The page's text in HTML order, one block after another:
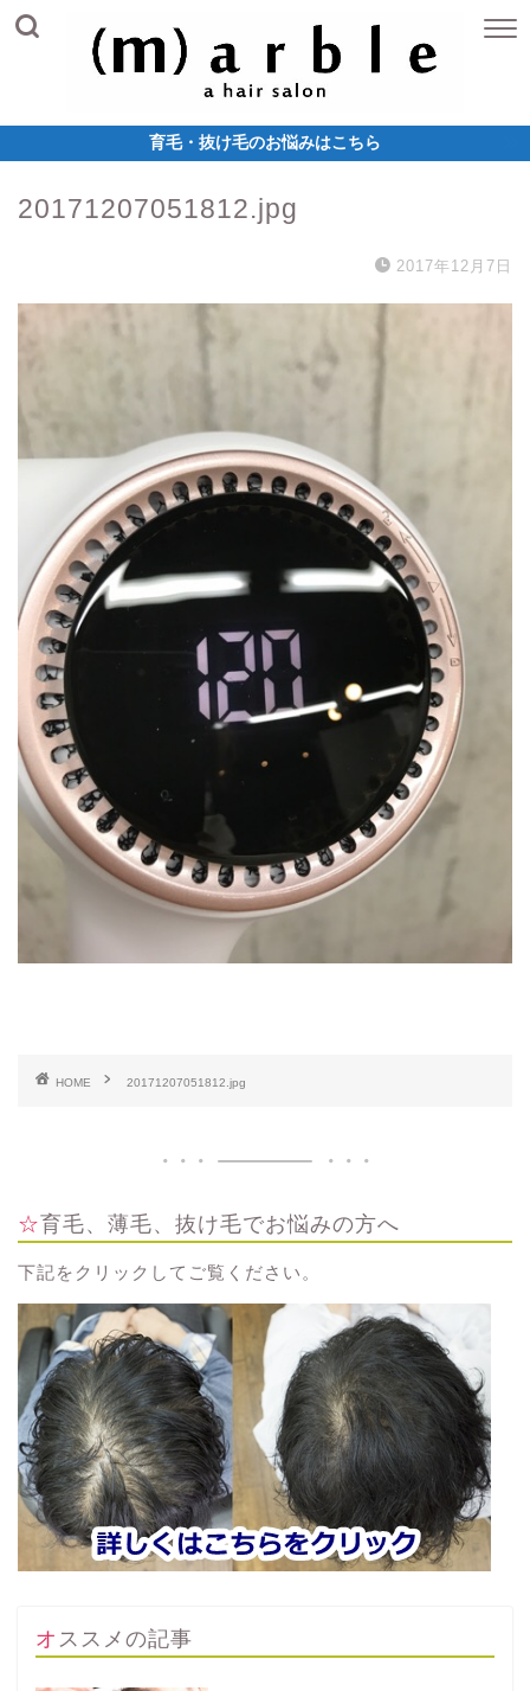
育毛・抜け毛のお悩みはこちら
20171207051812.jpg
2017年12月7日
HOME 20171207051812.jpg
☆育毛、薄毛、抜け毛でお悩みの方へ
下記をクリックしてご覧ください。
オススメの記事